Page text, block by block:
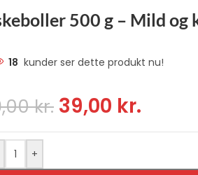
500 g – Mild og
18 kunder ser dette produkt nu!
kr. 39,00 kr.
+